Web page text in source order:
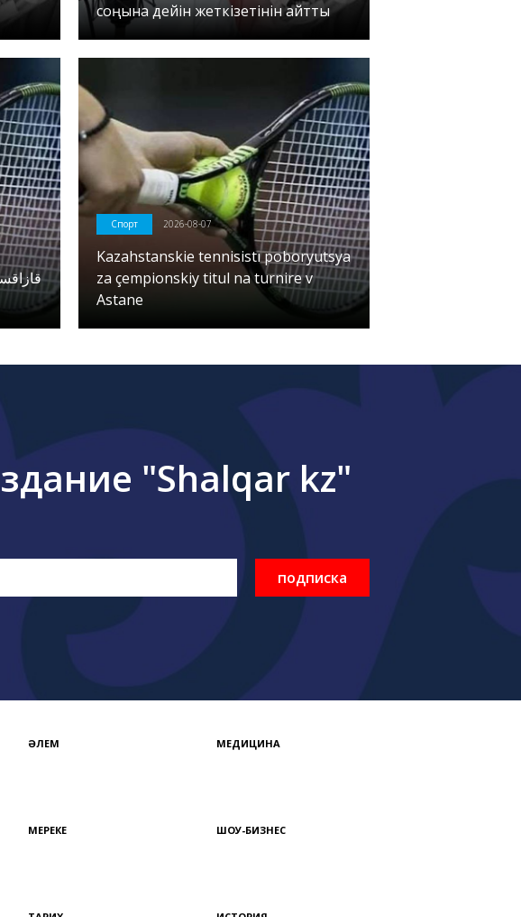
соңына дейін жеткізетінін айтты
Спорт 2026-08-07
Kazahstanskie tennisistı poboryutsya
za çempionskiy titul na turnire v
Astane
"Shalqar kz"
подписка
ӘЛЕМ МЕДИЦИНА
МЕРЕКЕ ШОУ-БИЗНЕС